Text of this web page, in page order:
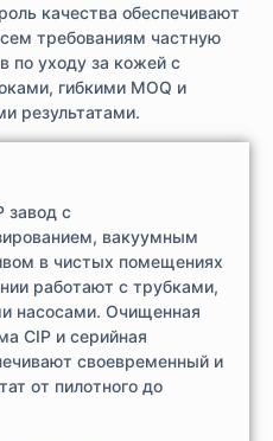
качества обеспечивают
требованиям частную
по уходу за кожей с
гибкими MOQ и
результатами.
завод с
вакуумным
в чистых помещениях
работают с трубками,
насосами. Очищенная
CIP и серийная
своевременный и
от пилотного до